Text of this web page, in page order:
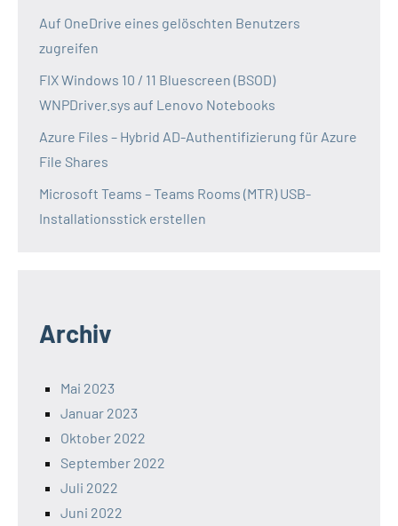
Auf OneDrive eines gelöschten Benutzers
zugreifen
FIX Windows 10 / 11 Bluescreen (BSOD)
WNPDriver.sys auf Lenovo Notebooks
Azure Files – Hybrid AD-Authentifizierung für Azure
File Shares
Microsoft Teams – Teams Rooms (MTR) USB-
Installationsstick erstellen
Archiv
Mai 2023
Januar 2023
Oktober 2022
September 2022
Juli 2022
Juni 2022